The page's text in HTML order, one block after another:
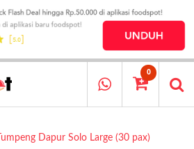
0
Tumpeng Dapur Solo Large (30 pax)